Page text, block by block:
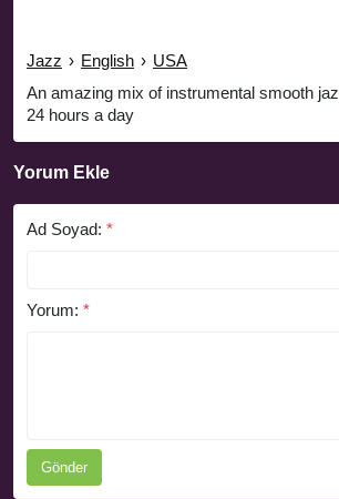
Jazz › English › USA
An amazing mix of instrumental smooth
24 hours a day
Yorum Ekle
Ad Soyad: *
Yorum: *
Gönder